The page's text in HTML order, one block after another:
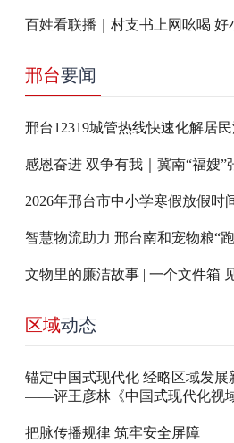
百姓看联播｜村支书上网吆喝 好
邢台要闻
邢台12319城管热线快速化解居
2026年邢台市中小学寒假放假时
智慧物流助力 邢台南和宠物粮“
文物里的廉洁故事 | 一个文件箱
区域动态
锚定中国式现代化 经略区域发展
——评王彦林《中国式现代化视域
把脉传播规律 筑牢安全屏障